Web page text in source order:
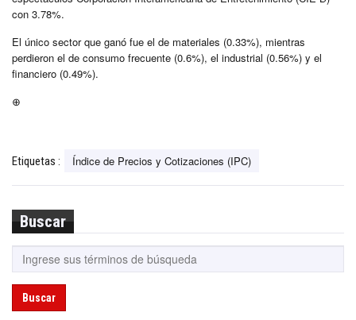
con 3.78%.
El único sector que ganó fue el de materiales (0.33%), mientras
perdieron el de consumo frecuente (0.6%), el industrial (0.56%) y el
financiero (0.49%).
⊕
Etiquetas : Índice de Precios y Cotizaciones (IPC)
Buscar
Buscar